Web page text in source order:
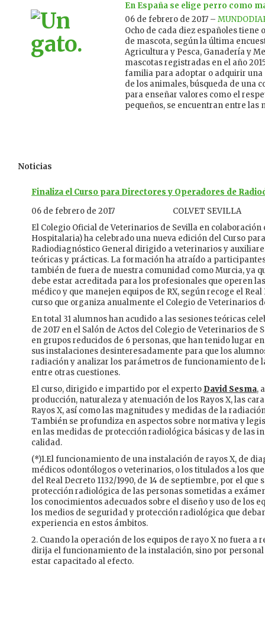
En España se elige perro como
06 de febrero de 2017 –
Ocho de cada diez españoles tiene
de mascota, según la última
Agricultura y Pesca, Ganadería y
mascotas registradas en el año
familia para adoptar o adquirir una
de los animales, búsqueda de una
para enseñar valores como el
pequeños, se encuentran entre las
Noticias
Finaliza el Curso para Directores y Operadores de
06 de febrero de 2017
COLVET SEVILLA
El Colegio Oficial de Veterinarios de Sevilla en
Hospitalaria) ha celebrado una nueva edición del Curso
Radiodiagnóstico General dirigido a veterinarios y
teóricas y prácticas. La formación ha atraído a
también de fuera de nuestra comunidad como Murcia, ya
debe estar acreditada para los profesionales que operen
médico y que manejen equipos de RX, según recoge el
curso que organiza anualmente el Colegio de Veterinarios
En total 31 alumnos han acudido a las sesiones teóricas
de 2017 en el Salón de Actos del Colegio de Veterinarios
en grupos reducidos de 6 personas, que han tenido lugar
sus instalaciones desinteresadamente para que los
radiación y analizar los parámetros de funcionamiento de
entre otras cuestiones.
El curso, dirigido e impartido por el experto David Sesma,
producción, naturaleza y atenuación de los Rayos X, las
Rayos X, así como las magnitudes y medidas de la
También se profundiza en aspectos sobre normativa y
en las medidas de protección radiológica básicas y de las
calidad.
(*)1.El funcionamiento de una instalación de rayos X, de
médicos odontólogos o veterinarios, o los titulados a los
del Real Decreto 1132/1990, de 14 de septiembre, por el
protección radiológica de las personas sometidas a
los conocimientos adecuados sobre el diseño y uso de los
los medios de seguridad y protección radiológica que
experiencia en estos ámbitos.
2. Cuando la operación de los equipos de rayo X no fuera
dirija el funcionamiento de la instalación, sino por
estar capacitado al efecto.